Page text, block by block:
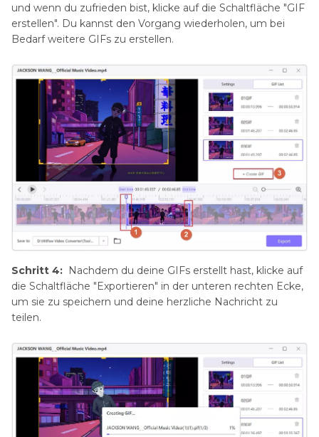
und wenn du zufrieden bist, klicke auf die Schaltfläche "GIF
erstellen". Du kannst den Vorgang wiederholen, um bei
Bedarf weitere GIFs zu erstellen.
Schritt 4: Nachdem du deine GIFs erstellt hast, klicke auf
die Schaltfläche "Exportieren" in der unteren rechten Ecke,
um sie zu speichern und deine herzliche Nachricht zu
teilen.